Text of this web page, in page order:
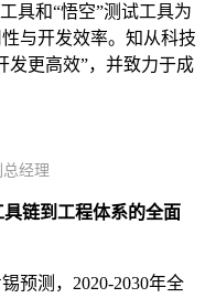
具和“悟空”测试工具为
与开发效率。知从科技
发更高效”，并致力于成
经理
链到工程体系的全面
预测，2020-2030年全